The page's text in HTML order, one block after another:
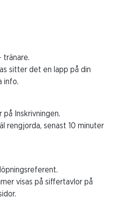
tränare.
sitter det en lapp på din
info.
på Inskrivningen.
rengjorda, senast 10 minuter
visas på siffertavlor på